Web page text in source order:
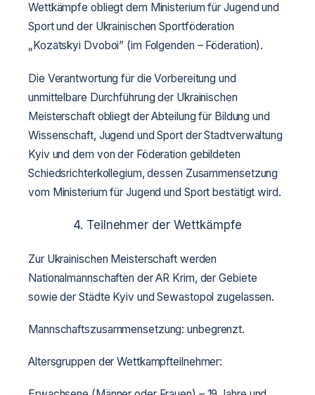
Wettkämpfe obliegt dem Ministerium für Jugend und
Sport und der Ukrainischen Sportföderation
„Kozatskyi Dvoboi” (im Folgenden – Föderation).
Die Verantwortung für die Vorbereitung und
unmittelbare Durchführung der Ukrainischen
Meisterschaft obliegt der Abteilung für Bildung und
Wissenschaft, Jugend und Sport der Stadtverwaltung
Kyiv und dem von der Föderation gebildeten
Schiedsrichterkollegium, dessen Zusammensetzung
vom Ministerium für Jugend und Sport bestätigt wird.
4. Teilnehmer der Wettkämpfe
Zur Ukrainischen Meisterschaft werden
Nationalmannschaften der AR Krim, der Gebiete
sowie der Städte Kyiv und Sewastopol zugelassen.
Mannschaftszusammensetzung: unbegrenzt.
Altersgruppen der Wettkampfteilnehmer: